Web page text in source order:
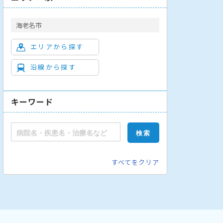
海老名市
エリアから探す
沿線から探す
キーワード
すべてをクリア